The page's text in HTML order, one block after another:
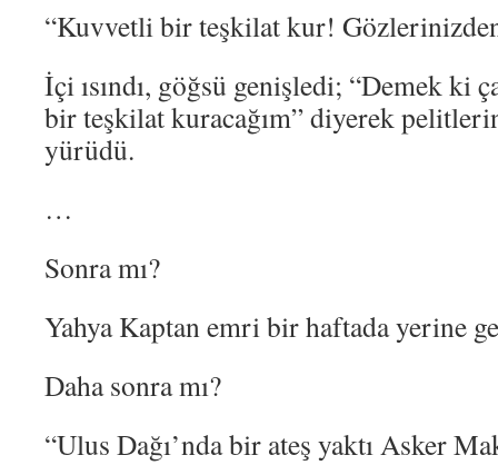
“Kuvvetli bir teşkilat kur!
İçi ısındı, göğsü genişledi; “Demek ki
bir teşkilat kuracağım” diyerek
yürüdü.
…
Sonra mı?
Yahya Kaptan emri bir haftada yerine
Daha sonra mı?
“Ulus Dağı’nda bir ateş yaktı Asker